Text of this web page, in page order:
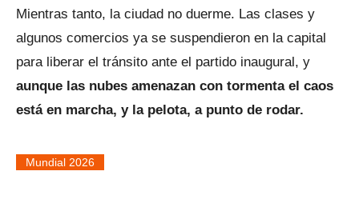
Mientras tanto, la ciudad no duerme. Las clases y
algunos comercios ya se suspendieron en la capital
para liberar el tránsito ante el partido inaugural, y
aunque las nubes amenazan con tormenta el caos
está en marcha, y la pelota, a punto de rodar.
Mundial 2026